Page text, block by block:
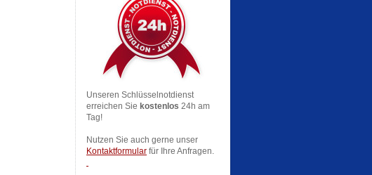
Unseren Schlüsselnotdienst
erreichen Sie kostenlos 24h am
Tag!
Nutzen Sie auch gerne unser
Kontaktformular für Ihre Anfragen.